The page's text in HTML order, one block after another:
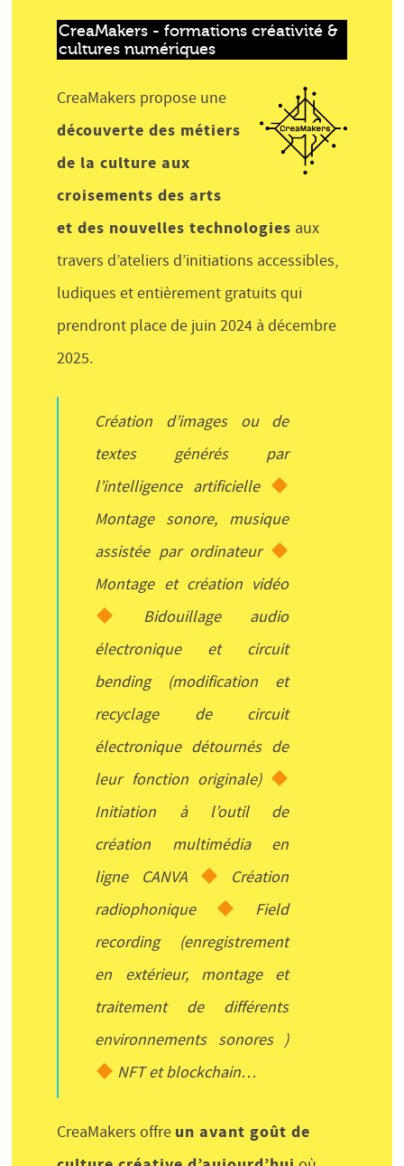
CreaMakers - formations créativité &
cultures numériques
CreaMakers propose une
découverte des métiers
de la culture aux
croisements des arts
et des nouvelles technologies aux
travers d’ateliers d’initiations accessibles,
ludiques et entièrement gratuits qui
prendront place de juin 2024 à décembre
2025.
Création d’images ou de
textes générés par
l’intelligence artificielle
Montage sonore, musique
assistée par ordinateur
Montage et création vidéo
Bidouillage audio
électronique et circuit
bending (modification et
recyclage de circuit
électronique détournés de
leur fonction originale)
Initiation à l’outil de
création multimédia en
ligne CANVA
Création
radiophonique
Field
recording (enregistrement
en extérieur, montage et
traitement de différents
environnements sonores )
NFT et blockchain…
CreaMakers offre un avant goût de